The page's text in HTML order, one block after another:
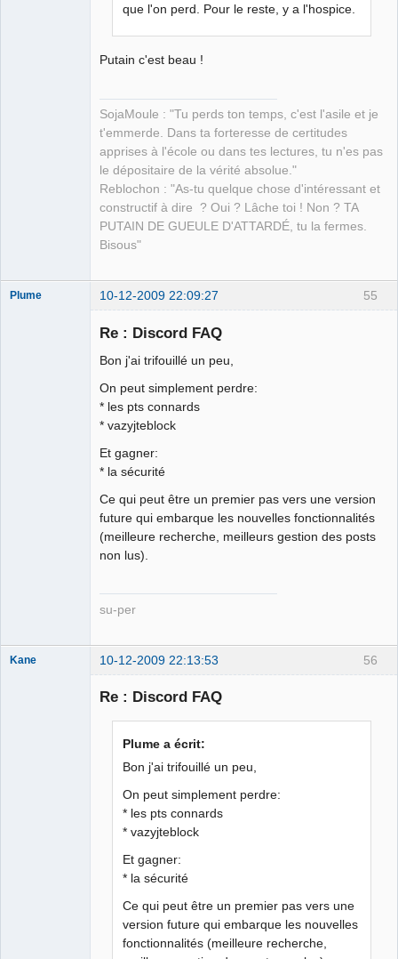
que l'on perd. Pour le reste, y a l'hospice.
Putain c'est beau !
SojaMoule : "Tu perds ton temps, c'est l'asile et je
t'emmerde. Dans ta forteresse de certitudes
apprises à l'école ou dans tes lectures, tu n'es pas
le dépositaire de la vérité absolue."
Reblochon : "As-tu quelque chose d'intéressant et
constructif à dire ? Oui ? Lâche toi ! Non ? TA
PUTAIN DE GUEULE D'ATTARDÉ, tu la fermes.
Bisous"
55
Plume 10-12-2009 22:09:27
Re : Discord FAQ
Bon j'ai trifouillé un peu,
On peut simplement perdre:
* les pts connards
* vazyjteblock
Et gagner:
* la sécurité
Ce qui peut être un premier pas vers une version
future qui embarque les nouvelles fonctionnalités
(meilleure recherche, meilleurs gestion des posts
non lus).
su-per
56
Kane 10-12-2009 22:13:53
Re : Discord FAQ
Plume a écrit:
Bon j'ai trifouillé un peu,
On peut simplement perdre:
* les pts connards
* vazyjteblock
Et gagner:
* la sécurité
Ce qui peut être un premier pas vers une
version future qui embarque les nouvelles
fonctionnalités (meilleure recherche,